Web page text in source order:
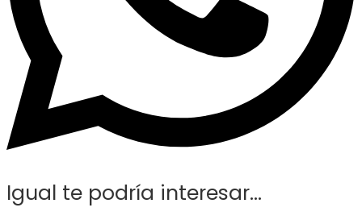
Igual te podría interesar...